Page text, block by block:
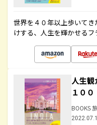
世界を４０年以上歩いて
けする、人生を輝かせる
人生観
１００
BOOKS